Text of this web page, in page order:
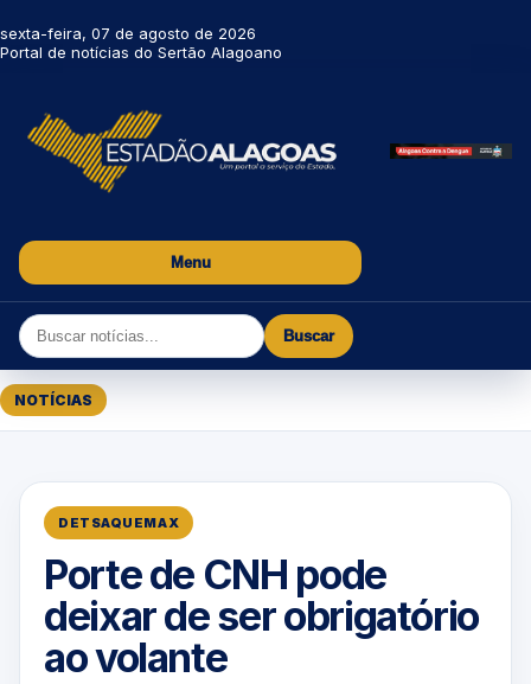
sexta-feira, 07 de agosto de 2026
Portal de notícias do Sertão Alagoano
Menu
Buscar
NOTÍCIAS
DETSAQUEMAX
Porte de CNH pode
deixar de ser obrigatório
ao volante